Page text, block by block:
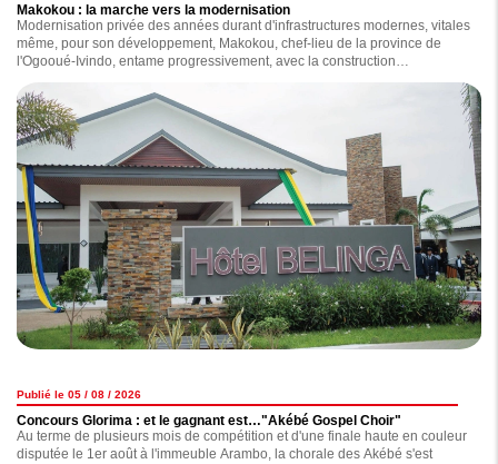
Makokou : la marche vers la modernisation
Modernisation privée des années durant d'infrastructures modernes, vitales
même, pour son développement, Makokou, chef-lieu de la province de
l'Ogooué-Ivindo, entame progressivement, avec la construction
d'infrastructures dont certaines ont été inaugurées en début de semaine
par le chef de l'Etat, Brice Clotaire Oligui Nguema, pendant que d'autres
sont en voie d'achèvement, sa marche vers un futur radieux. Au grand
bonheur des habitants de cette région située au nord-est du Gabon.
Publié le 05 / 08 / 2026
Concours Glorima : et le gagnant est…"Akébé Gospel Choir"
Au terme de plusieurs mois de compétition et d'une finale haute en couleur
disputée le 1er août à l'immeuble Arambo, la chorale des Akébé s'est